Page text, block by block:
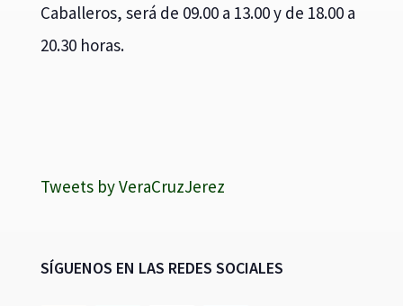
Caballeros, será de 09.00 a 13.00 y de 18.00 a
20.30 horas.
Tweets by VeraCruzJerez
SÍGUENOS EN LAS REDES SOCIALES